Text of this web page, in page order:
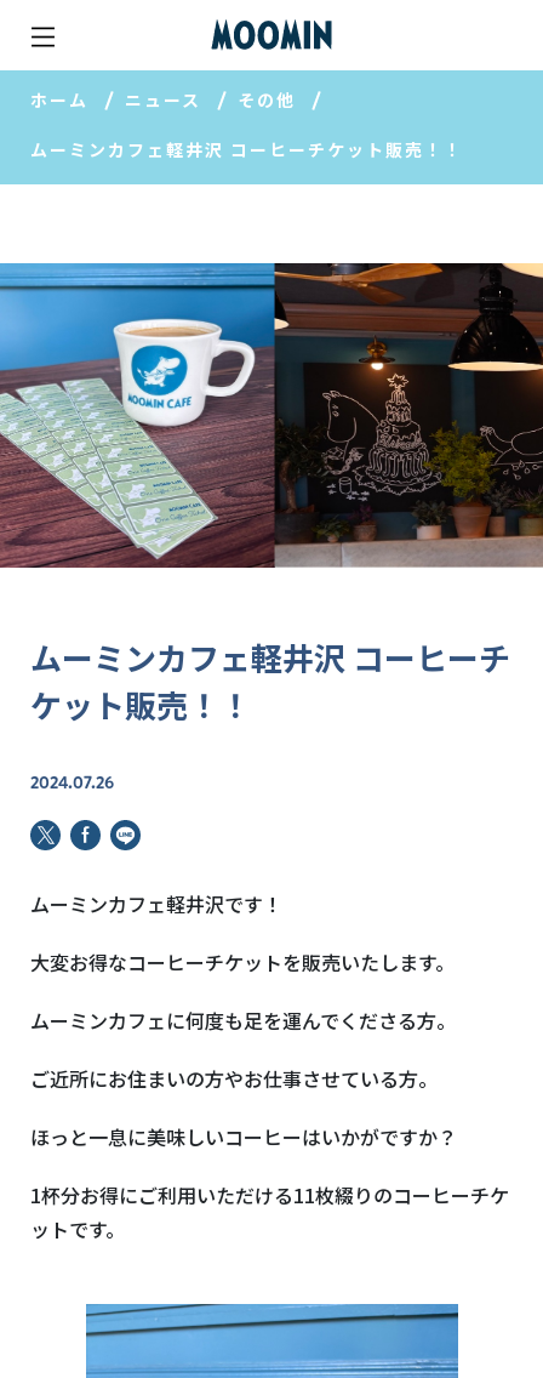
ホーム ニュース その他
ムーミンカフェ軽井沢 コーヒーチケット販売！！
ムーミンカフェ軽井沢 コーヒーチ
ケット販売！！
2024.07.26
ムーミンカフェ軽井沢です！
大変お得なコーヒーチケットを販売いたします。
ムーミンカフェに何度も足を運んでくださる方。
ご近所にお住まいの方やお仕事させている方。
ほっと一息に美味しいコーヒーはいかがですか？
1杯分お得にご利用いただける11枚綴りのコーヒーチケ
ットです。